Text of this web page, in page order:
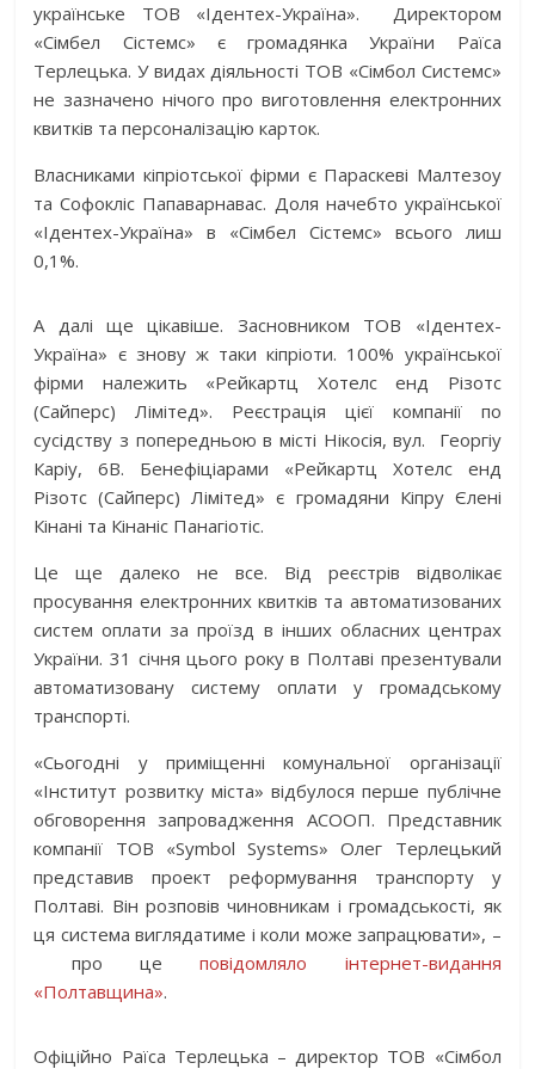
українське ТОВ «Ідентех-Україна». Директором
«Сімбел Сістемс» є громадянка України Раїса
Терлецька. У видах діяльності ТОВ «Сімбол Системс»
не зазначено нічого про виготовлення електронних
квитків та персоналізацію карток.
Власниками кіпріотської фірми є Параскеві Малтезоу
та Софокліс Папаварнавас. Доля начебто української
«Ідентех-Україна» в «Сімбел Сістемс» всього лиш
0,1%.
А далі ще цікавіше. Засновником ТОВ «Ідентех-
Україна» є знову ж таки кіпріоти. 100% української
фірми належить «Рейкартц Хотелс енд Різотс
(Сайперс) Лімітед». Реєстрація цієї компанії по
сусідству з попередньою в місті Нікосія, вул. Георгіу
Каріу, 6В. Бенефіціарами «Рейкартц Хотелс енд
Різотс (Сайперс) Лімітед» є громадяни Кіпру Єлені
Кінані та Кінаніс Панагіотіс.
Це ще далеко не все. Від реєстрів відволікає
просування електронних квитків та автоматизованих
систем оплати за проїзд в інших обласних центрах
України. 31 січня цього року в Полтаві презентували
автоматизовану систему оплати у громадському
транспорті.
«Сьогодні у приміщенні комунальної організації
«Інститут розвитку міста» відбулося перше публічне
обговорення запровадження АСООП. Представник
компанії ТОВ «Symbol Systems» Олег Терлецький
представив проект реформування транспорту у
Полтаві. Він розповів чиновникам і громадськості, як
ця система виглядатиме і коли може запрацювати», –
про цеповідомляло інтернет-видання
«Полтавщина».
Офіційно Раїса Терлецька – директор ТОВ «Сімбол